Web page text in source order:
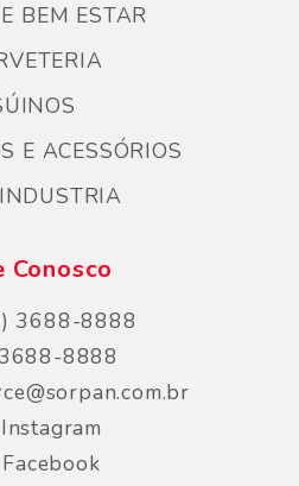
BEM ESTAR
E ACESSÓRIOS
Conosco
3688-8888
8888
Instagram
Facebook